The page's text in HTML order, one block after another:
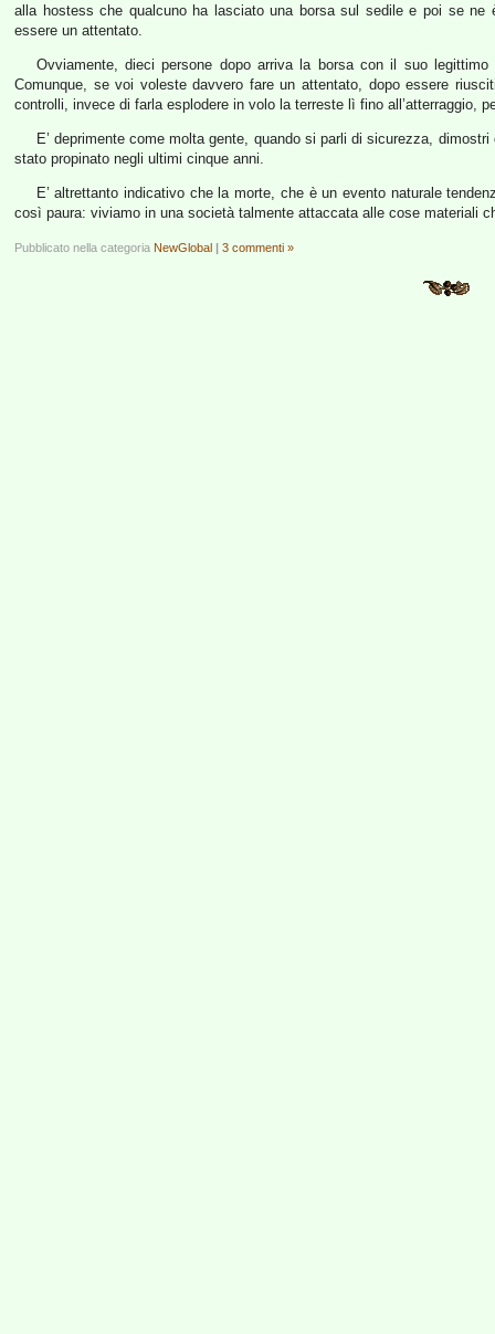
alla hostess che qualcuno ha lasciato una borsa sul sedile e poi se ne
essere un attentato.
Ovviamente, dieci persone dopo arriva la borsa con il suo
Comunque, se voi voleste davvero fare un attentato, dopo essere
controlli, invece di farla esplodere in volo la terreste lì fino all’atterraggio,
E’ deprimente come molta gente, quando si parli di sicurezza,
stato propinato negli ultimi cinque anni.
E’ altrettanto indicativo che la morte, che è un evento naturale
così paura: viviamo in una società talmente attaccata alle cose materiali
Pubblicato nella categoria NewGlobal | 3 commenti »